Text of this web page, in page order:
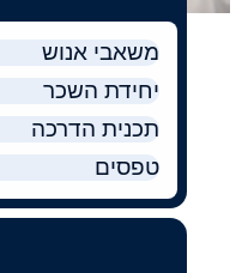
מחלקת תפעול
אודות ושירותים
English
משאבי אנוש
יחידת השכר
תכנית הדרכה
טפסים